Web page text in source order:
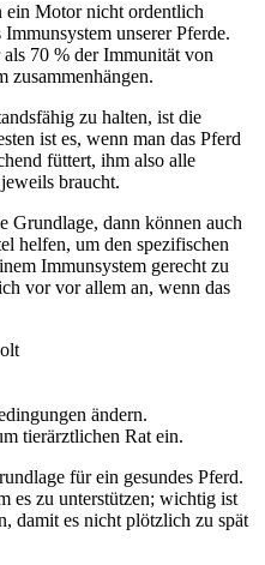
ein Motor nicht ordentlich
unserer Pferde.
70 % der Immunität von
zusammenhängen.
zu halten, ist die
ist es, wenn man das Pferd
füttert, ihm also alle
braucht.
Grundlage, dann können auch
helfen, um den spezifischen
Immunsystem gerecht zu
vor vor allem an, wenn das
ändern.
tierärztlichen Rat ein.
für ein gesundes Pferd.
es zu unterstützen; wichtig ist
damit es nicht plötzlich zu spät